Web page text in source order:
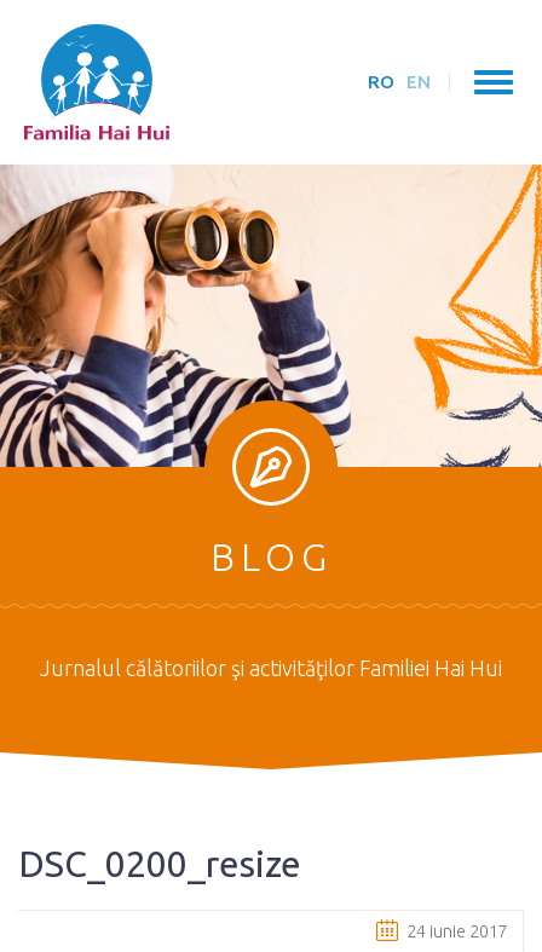
RO EN
BLOG
Jurnalul călătoriilor şi activităţilor Familiei Hai Hui
DSC_0200_resize
24 iunie 2017